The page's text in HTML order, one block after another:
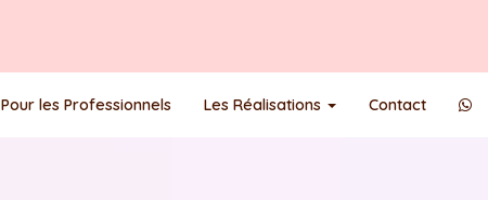
Pour les Professionnels Les Réalisations Contact